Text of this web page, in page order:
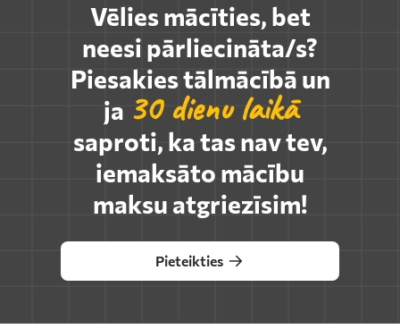
Vēlies mācīties, bet
neesi pārliecināta/s?
Piesakies tālmācībā un
ja 30 dienu laikā
saproti, ka tas nav tev,
iemaksāto mācību
maksu atgriezīsim!
Pieteikties